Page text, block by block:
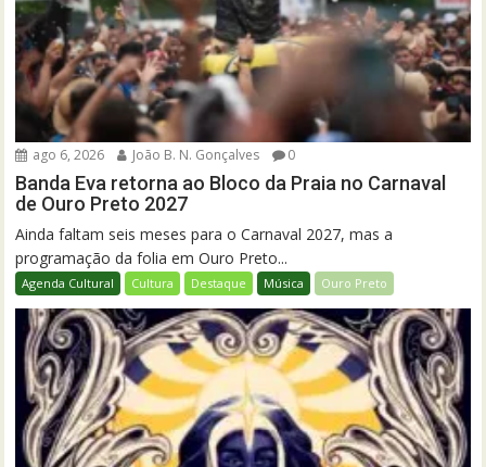
ago 6, 2026 João B. N. Gonçalves 0
Banda Eva retorna ao Bloco da Praia no Carnaval
de Ouro Preto 2027
Ainda faltam seis meses para o Carnaval 2027, mas a
programação da folia em Ouro Preto...
Agenda Cultural Cultura Destaque Música Ouro Preto